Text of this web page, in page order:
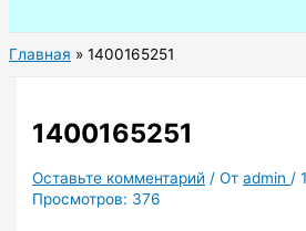
Главная 1400165251
1400165251
Оставьте комментарий / Отadmin /
Просмотров: 376